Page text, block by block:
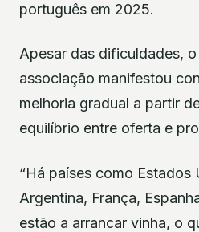
português em 2025.
Apesar das dificuldades,
associação manifestou
melhoria gradual a partir
equilíbrio entre oferta e
“Há países como Estados
Argentina, França,
estão a arrancar vinha, o